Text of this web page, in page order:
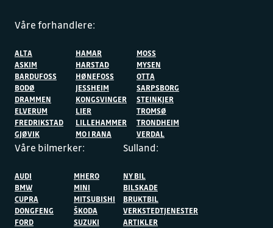
Våre forhandlere:
ALTA
ASKIM
BARDUFOSS
BODØ
DRAMMEN
ELVERUM
FREDRIKSTAD
GJØVIK
HAMAR
HARSTAD
HØNEFOSS
JESSHEIM
KONGSVINGER
LIER
LILLEHAMMER
MO I RANA
MOSS
MYSEN
OTTA
SARPSBORG
STEINKJER
TROMSØ
TRONDHEIM
VERDAL
Våre bilmerker:
AUDI
BMW
CUPRA
DONGFENG
FORD
MHERO
MINI
MITSUBISHI
ŠKODA
SUZUKI
Sulland:
NY BIL
BILSKADE
BRUKTBIL
VERKSTEDTJENESTER
ARTIKLER